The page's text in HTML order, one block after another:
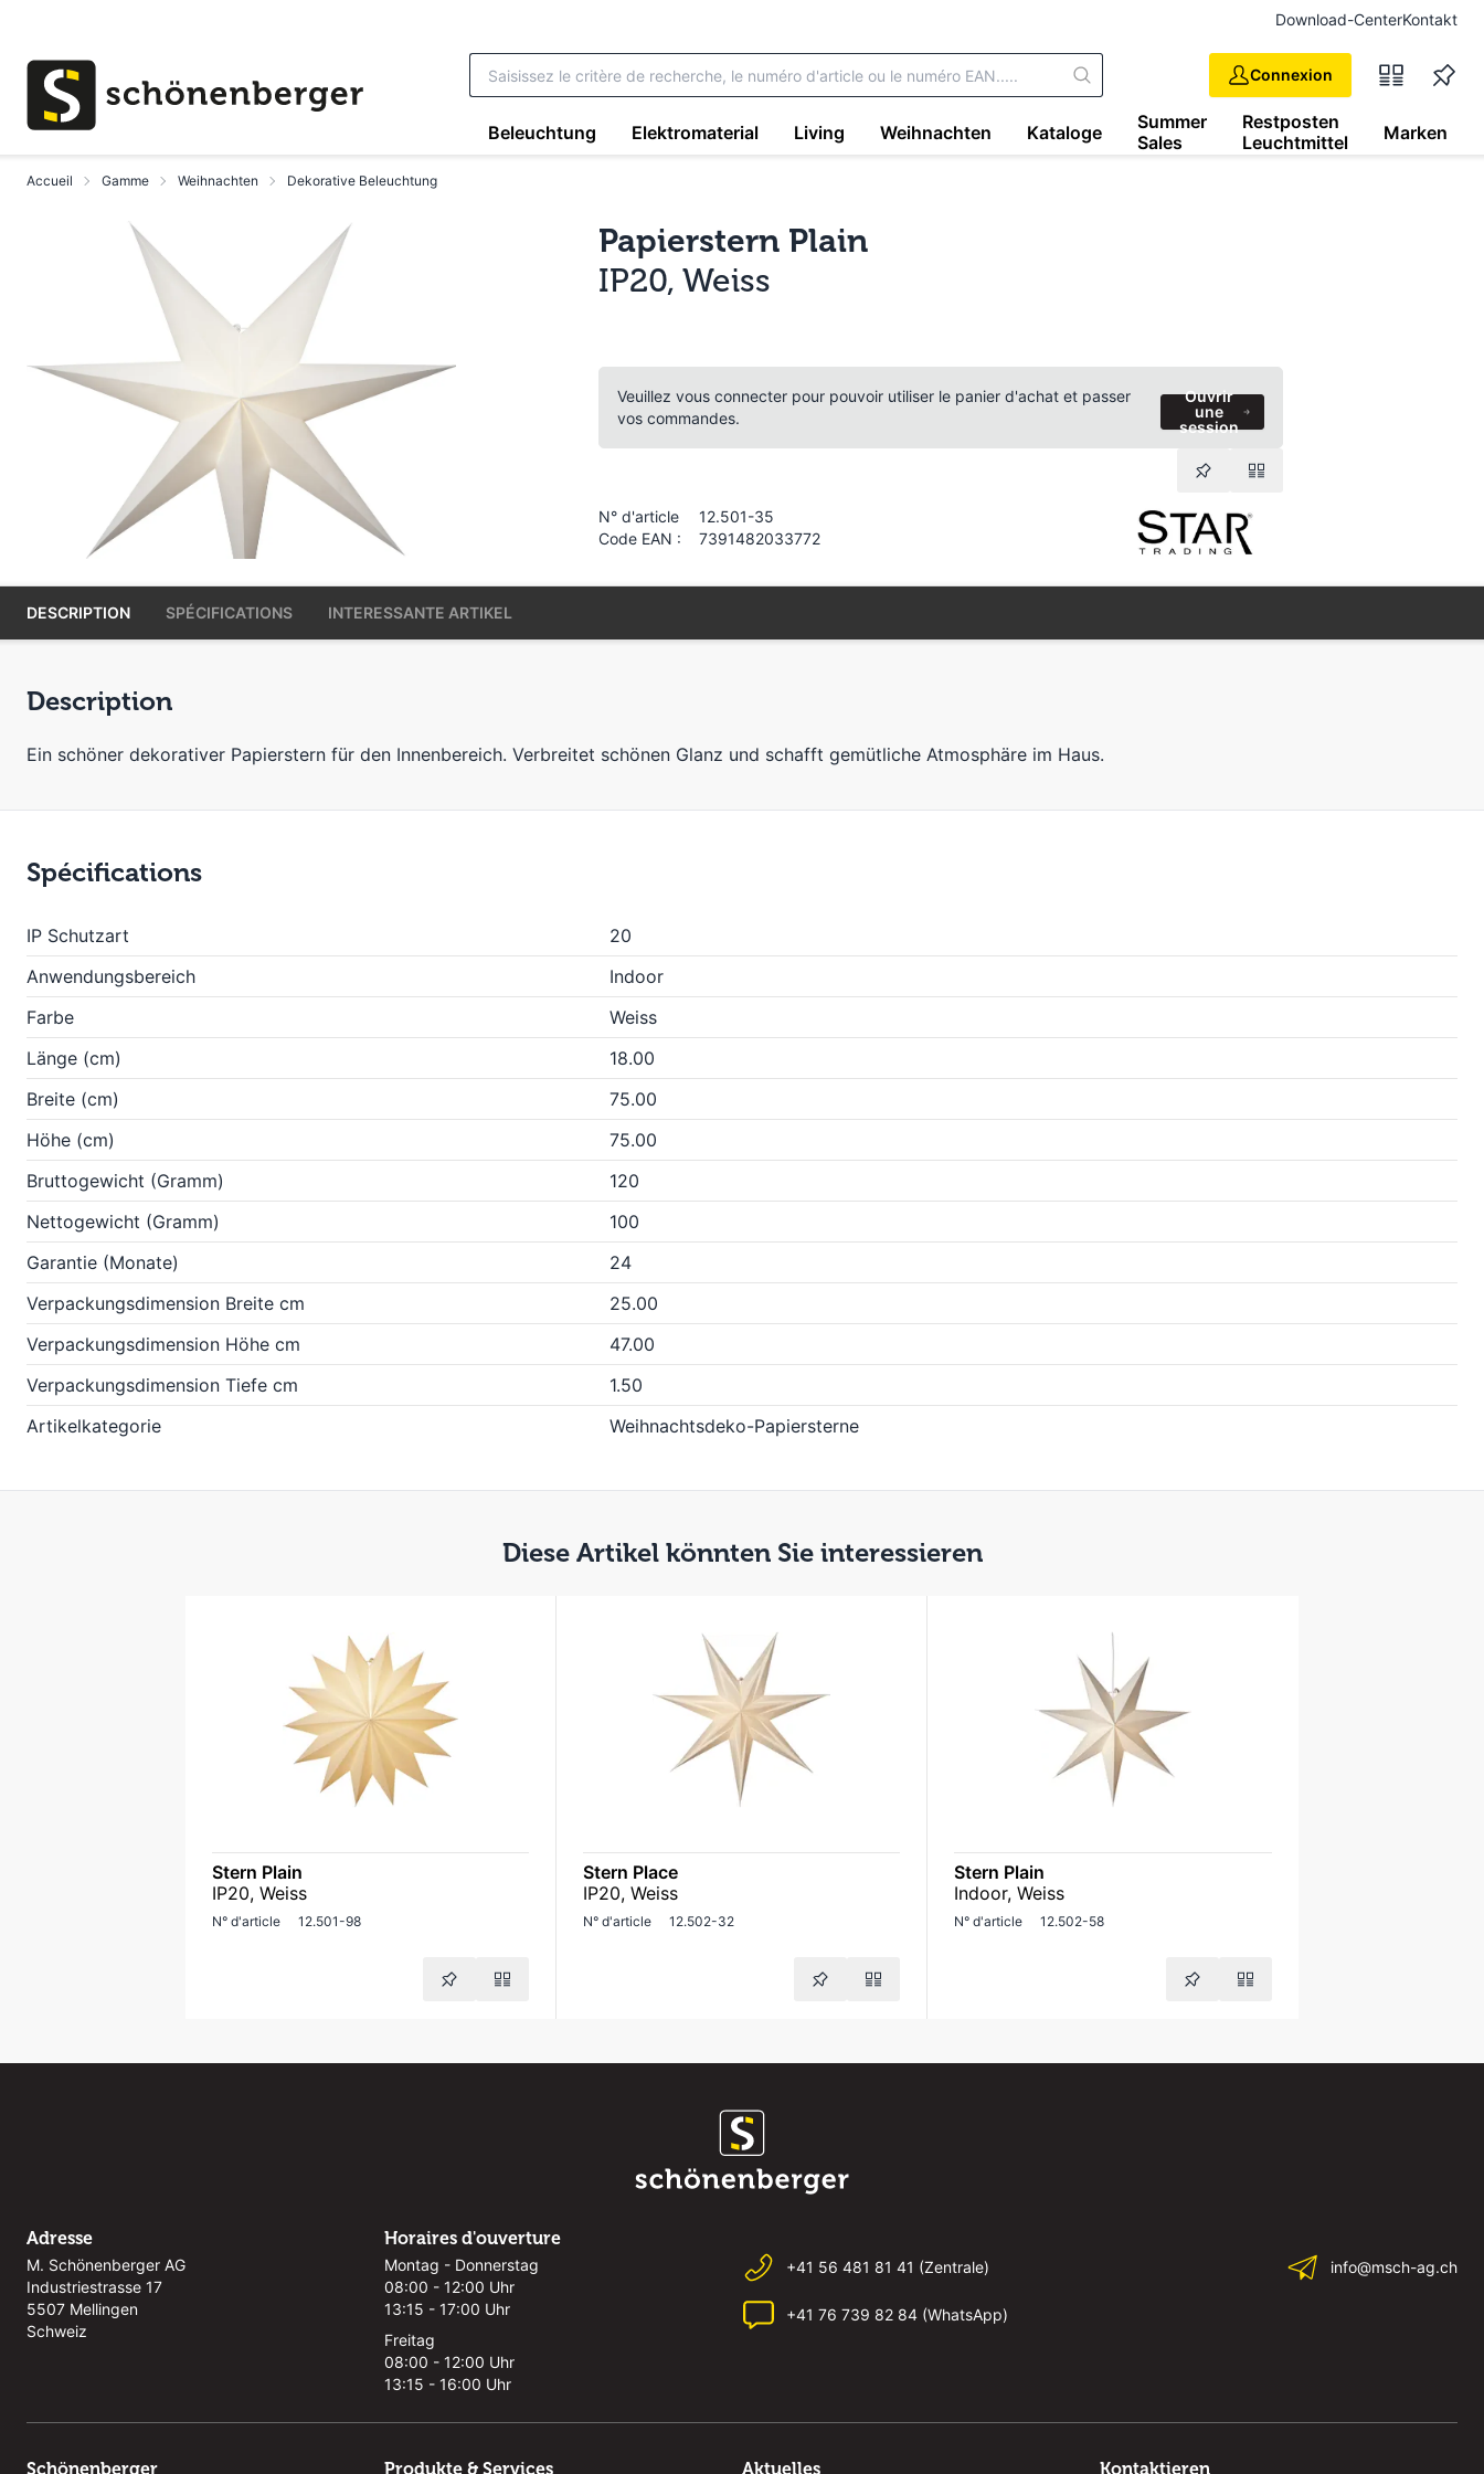
Download-CenterKontakt
Connexion
Beleuchtung Elektromaterial Living Weihnachten Kataloge
Summer
Sales
Restposten
Leuchtmittel
Marken
Accueil Gamme Weihnachten Dekorative Beleuchtung
Papierstern Plain
IP20, Weiss
Veuillez vous connecter pour pouvoir utiliser le panier d'achat et passer
vos commandes.
Ouvrir
une
session
N° d'article
12.501-35
Code EAN :
7391482033772
DESCRIPTION SPÉCIFICATIONS INTERESSANTE ARTIKEL
Description
Ein schöner dekorativer Papierstern für den Innenbereich. Verbreitet schönen Glanz und schafft gemütliche Atmosphäre im Haus.
Spécifications
IP Schutzart
20
Anwendungsbereich
Indoor
Farbe
Weiss
Länge (cm)
18.00
Breite (cm)
75.00
Höhe (cm)
75.00
Bruttogewicht (Gramm)
120
Nettogewicht (Gramm)
100
Garantie (Monate)
24
Verpackungsdimension Breite cm
25.00
Verpackungsdimension Höhe cm
47.00
Verpackungsdimension Tiefe cm
1.50
Artikelkategorie
Weihnachtsdeko-Papiersterne
Diese Artikel könnten Sie interessieren
Stern Plain
IP20, Weiss
N° d'article 12.501-98
Stern Place
IP20, Weiss
N° d'article 12.502-32
Stern Plain
Indoor, Weiss
N° d'article 12.502-58
Adresse
M. Schönenberger AG
Industriestrasse 17
5507 Mellingen
Schweiz
Horaires d'ouverture
Montag - Donnerstag
08:00 - 12:00 Uhr
13:15 - 17:00 Uhr
Freitag
08:00 - 12:00 Uhr
13:15 - 16:00 Uhr
+41 56 481 81 41 (Zentrale)
+41 76 739 82 84 (WhatsApp)
info@msch-ag.ch
Schönenberger Produkte & Services Aktuelles Kontaktieren